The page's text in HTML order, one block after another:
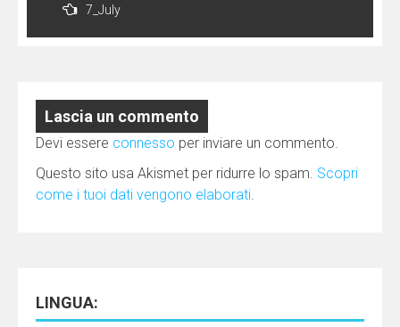
articoli
7_July
Lascia un commento
Devi essere connesso per inviare un commento.
Questo sito usa Akismet per ridurre lo spam. Scopri
come i tuoi dati vengono elaborati.
LINGUA: